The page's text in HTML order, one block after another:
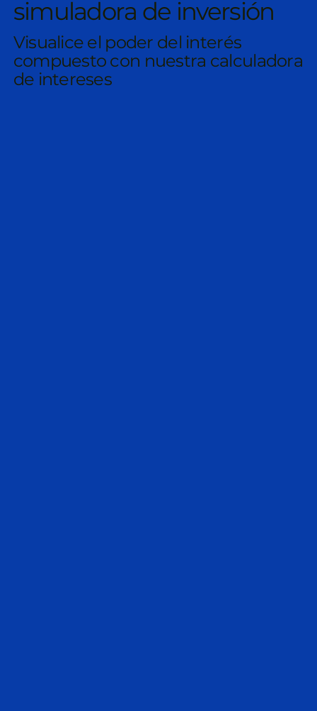
simuladora de inversión
Visualice el poder del interés
compuesto con nuestra calculadora
de intereses